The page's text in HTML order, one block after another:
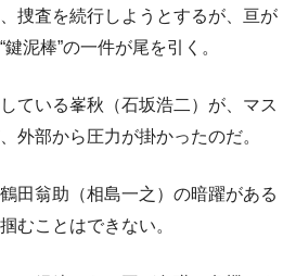
捜査を続行しようとするが、亘が
泥棒”の一件が尾を引く。
ている峯秋（石坂浩二）が、マス
外部から圧力が掛かったのだ。
田翁助（相島一之）の暗躍がある
むことはできない。